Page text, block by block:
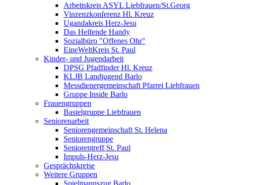
Arbeitskreis ASYL Liebfrauen/St.Georg
Vinzenzkonferenz Hl. Kreuz
Ugandakreis Herz-Jesu
Das Helfende Handy
Sozialbüro "Offenes Ohr"
EineWeltKreis St. Paul
Kinder- und Jugendarbeit
DPSG Pfadfinder Hl. Kreuz
KLJB Landjugend Barlo
Messdienergemeinschaft Pfarrei Liebfrauen
Gruppe Inside Barlo
Frauengruppen
Bastelgruppe Liebfrauen
Seniorenarbeit
Seniorengemeinschaft St. Helena
Seniorengruppe
Seniorentreff St. Paul
Impuls-Herz-Jesu
Gesprächskreise
Weitere Gruppen
Spielmannszug Barlo